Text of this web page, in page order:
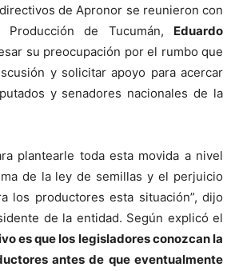
de Apronor se reunieron con
de Tucumán, Eduardo
su preocupación por el rumbo que
y solicitar apoyo para acercar
y senadores nacionales de la
plantearle toda esta movida a nivel
de la ley de semillas y el perjuicio
los productores esta situación”, dijo
de la entidad. Según explicó el
es que los legisladores conozcan la
antes de que eventualmente